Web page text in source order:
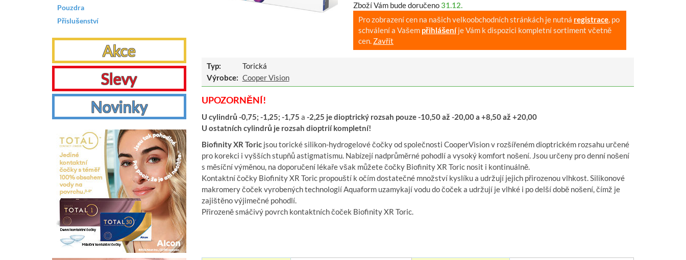
Zboží Vám bude doručeno 31.12.
Pro zobrazení cen na našich velkoobchodních stránkách je nutná registrace, po
schválení a Vašem přihlášeníje Vám k dispozici kompletní sortiment včetně
cen. Zavřít
Typ:
Torická
Výrobce: Cooper Vision
UPOZORNĚNÍ!
U cylindrů -0,75; -1,25; -1,75 a -2,25 je dioptrický rozsah pouze -10,50 až -20,00 a +8,50 až +20,00
U ostatních cylindrů je rozsah dioptrií kompletní!
Biofinity XR Toricjsou torické silikon-hydrogelové čočky od společnosti CooperVision v rozšířeném dioptrickém rozsahu určené
pro korekci i vyšších stupňů astigmatismu. Nabízejí nadprůměrné pohodlí a vysoký komfort nošení. Jsou určeny pro denní nošení
s měsíční výměnou, na doporučení lékaře však můžete čočky Biofinity XR Toric nosit i kontinuálně.
Kontaktní čočky Biofinity XR Toric propouští k očím dostatečné množství kyslíku a udržují jejich přirozenou vlhkost. Silikonové
makromery čoček vyrobených technologií Aquaform uzamykají vodu do čoček a udržují je vlhké i po delší době nošení, čímž je
zajištěno výjimečné pohodlí.
Přirozeně smáčivý povrch kontaktních čoček Biofinity XR Toric.
Pouzdra
Příslušenství
Akce
Slevy
Novinky